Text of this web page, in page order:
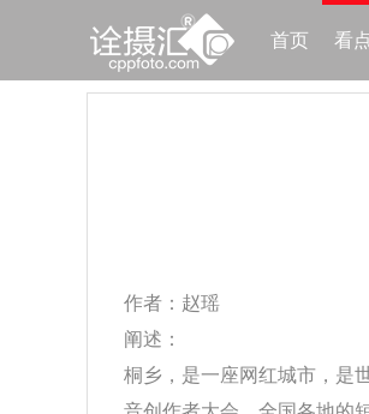
首页 看
作者：赵瑶
阐述：
桐乡，是一座网红城市，是